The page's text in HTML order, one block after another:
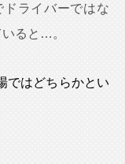
ライバーではな
ると…。
ではどちらかとい